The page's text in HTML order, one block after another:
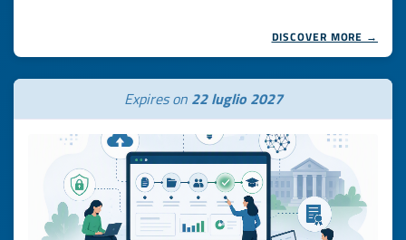
DISCOVER MORE →
Expires on 22 luglio 2027